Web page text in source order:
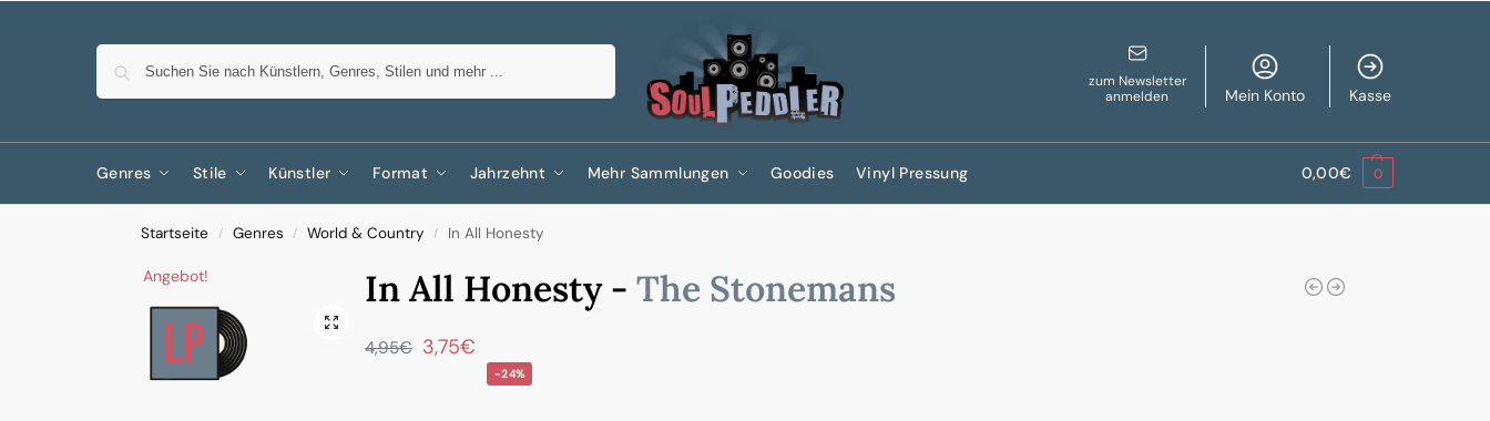
zum Newsletter
anmelden
Mein Konto Kasse
Genres Stile Künstler Format Jahrzehnt Mehr Sammlungen Goodies Vinyl Pressung 0,00€ 0
Startseite / Genres / World & Country / In All Honesty
Angebot! In All Honesty - The Stonemans
4,95€ 3,75€
-24%